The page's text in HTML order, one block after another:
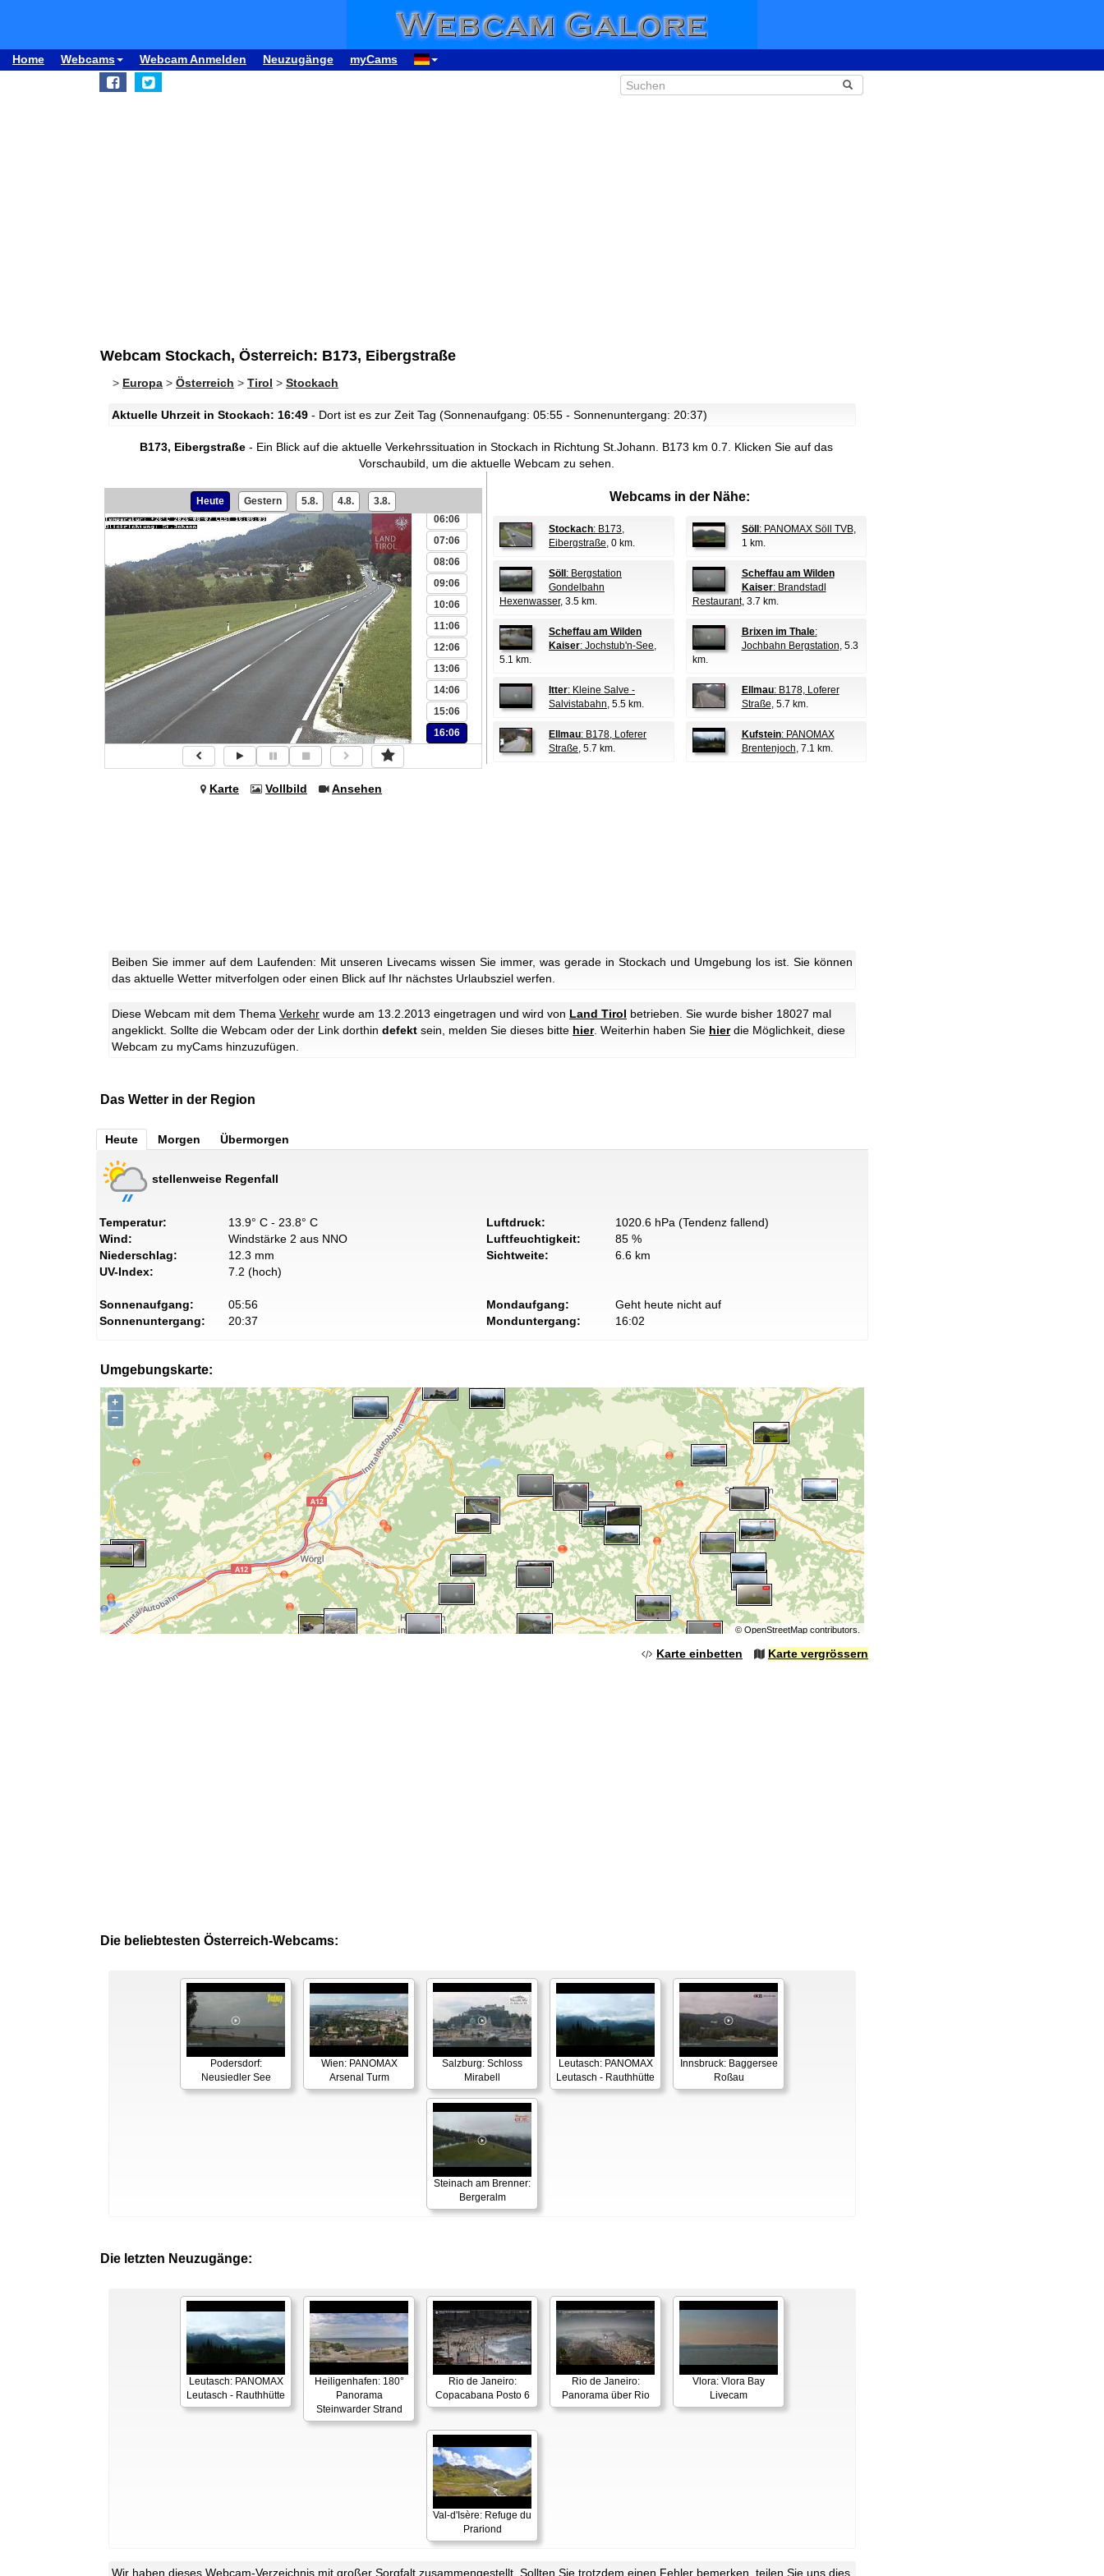
Home Webcams Webcam Anmelden Neuzugänge myCams
Webcam Stockach, Österreich: B173, Eibergstraße
> Europa > Österreich > Tirol > Stockach
Aktuelle Uhrzeit in Stockach: 16:49 - Dort ist es zur Zeit Tag (Sonnenaufgang: 05:55 - Sonnenuntergang: 20:37)
B173, Eibergstraße - Ein Blick auf die aktuelle Verkehrssituation in Stockach in Richtung St.Johann. B173 km 0.7.
Klicken Sie auf das
Vorschaubild, um die aktuelle Webcam zu sehen.
Heute Gestern 5.8. 4.8. 3.8.
01:06
06:06
07:06
08:06
09:06
10:06
11:06
12:06
13:06
14:06
15:06
16:06
Karte Vollbild Ansehen
Webcams in der Nähe:
Stockach: B173,
Eibergstraße, 0 km.
Söll : PANOMAX Söll TVB,
1 km.
Söll : Bergstation
Gondelbahn
Hexenwasser, 3.5 km.
Scheffau am Wilden
Kaiser: Brandstadl
Restaurant, 3.7 km.
Scheffau am Wilden
Kaiser: Jochstub'n-See,
5.1 km.
Brixen im Thale:
Jochbahn Bergstation, 5.3
km.
Itter: Kleine Salve -
Salvistabahn, 5.5 km.
Ellmau: B178, Loferer
Straße, 5.7 km.
Ellmau: B178, Loferer
Straße, 5.7 km.
Kufstein: PANOMAX
Brentenjoch, 7.1 km.
Beiben Sie immer auf dem Laufenden: Mit unseren Livecams wissen Sie immer, was gerade in Stockach und Umgebung los ist. Sie können
das aktuelle Wetter mitverfolgen oder einen Blick auf Ihr nächstes Urlaubsziel werfen.
Diese Webcam mit dem Thema Verkehr wurde am 13.2.2013 eingetragen und wird von Land Tirol betrieben. Sie wurde bisher 18027 mal
angeklickt. Sollte die Webcam oder der Link dorthin defekt sein, melden Sie dieses bitte hier. Weiterhin haben Sie hierdie Möglichkeit, diese
Webcam zu myCams hinzuzufügen.
Das Wetter in der Region
Heute Morgen Übermorgen
stellenweise Regenfall
Temperatur:
13.9° C - 23.8° C
Wind:
Windstärke 2 aus NNO
Niederschlag:
12.3 mm
UV-Index:
7.2 (hoch)
Luftdruck:
1020.6 hPa (Tendenz fallend)
Luftfeuchtigkeit:
85 %
Sichtweite:
6.6 km
Sonnenaufgang:
05:56
Sonnenuntergang:
20:37
Mondaufgang:
Geht heute nicht auf
Monduntergang:
16:02
Umgebungskarte:
+
−
© OpenStreetMapcontributors.
Karte einbetten Karte vergrössern
Die beliebtesten Österreich-Webcams:
Podersdorf:
Neusiedler See
Wien: PANOMAX
Arsenal Turm
Salzburg: Schloss
Mirabell
Leutasch: PANOMAX
Leutasch - Rauthhütte
Innsbruck: Baggersee
Roßau
Steinach am Brenner:
Bergeralm
Die letzten Neuzugänge:
Leutasch: PANOMAX
Leutasch - Rauthhütte
Heiligenhafen: 180°
Panorama
Steinwarder Strand
Rio de Janeiro:
Copacabana Posto 6
Rio de Janeiro:
Panorama über Rio
Vlora: Vlora Bay
Livecam
Val-d'Isère: Refuge du
Prariond
Wir haben dieses Webcam-Verzeichnis mit großer Sorgfalt zusammengestellt. Sollten Sie trotzdem einen Fehler bemerken, teilen Sie uns dies